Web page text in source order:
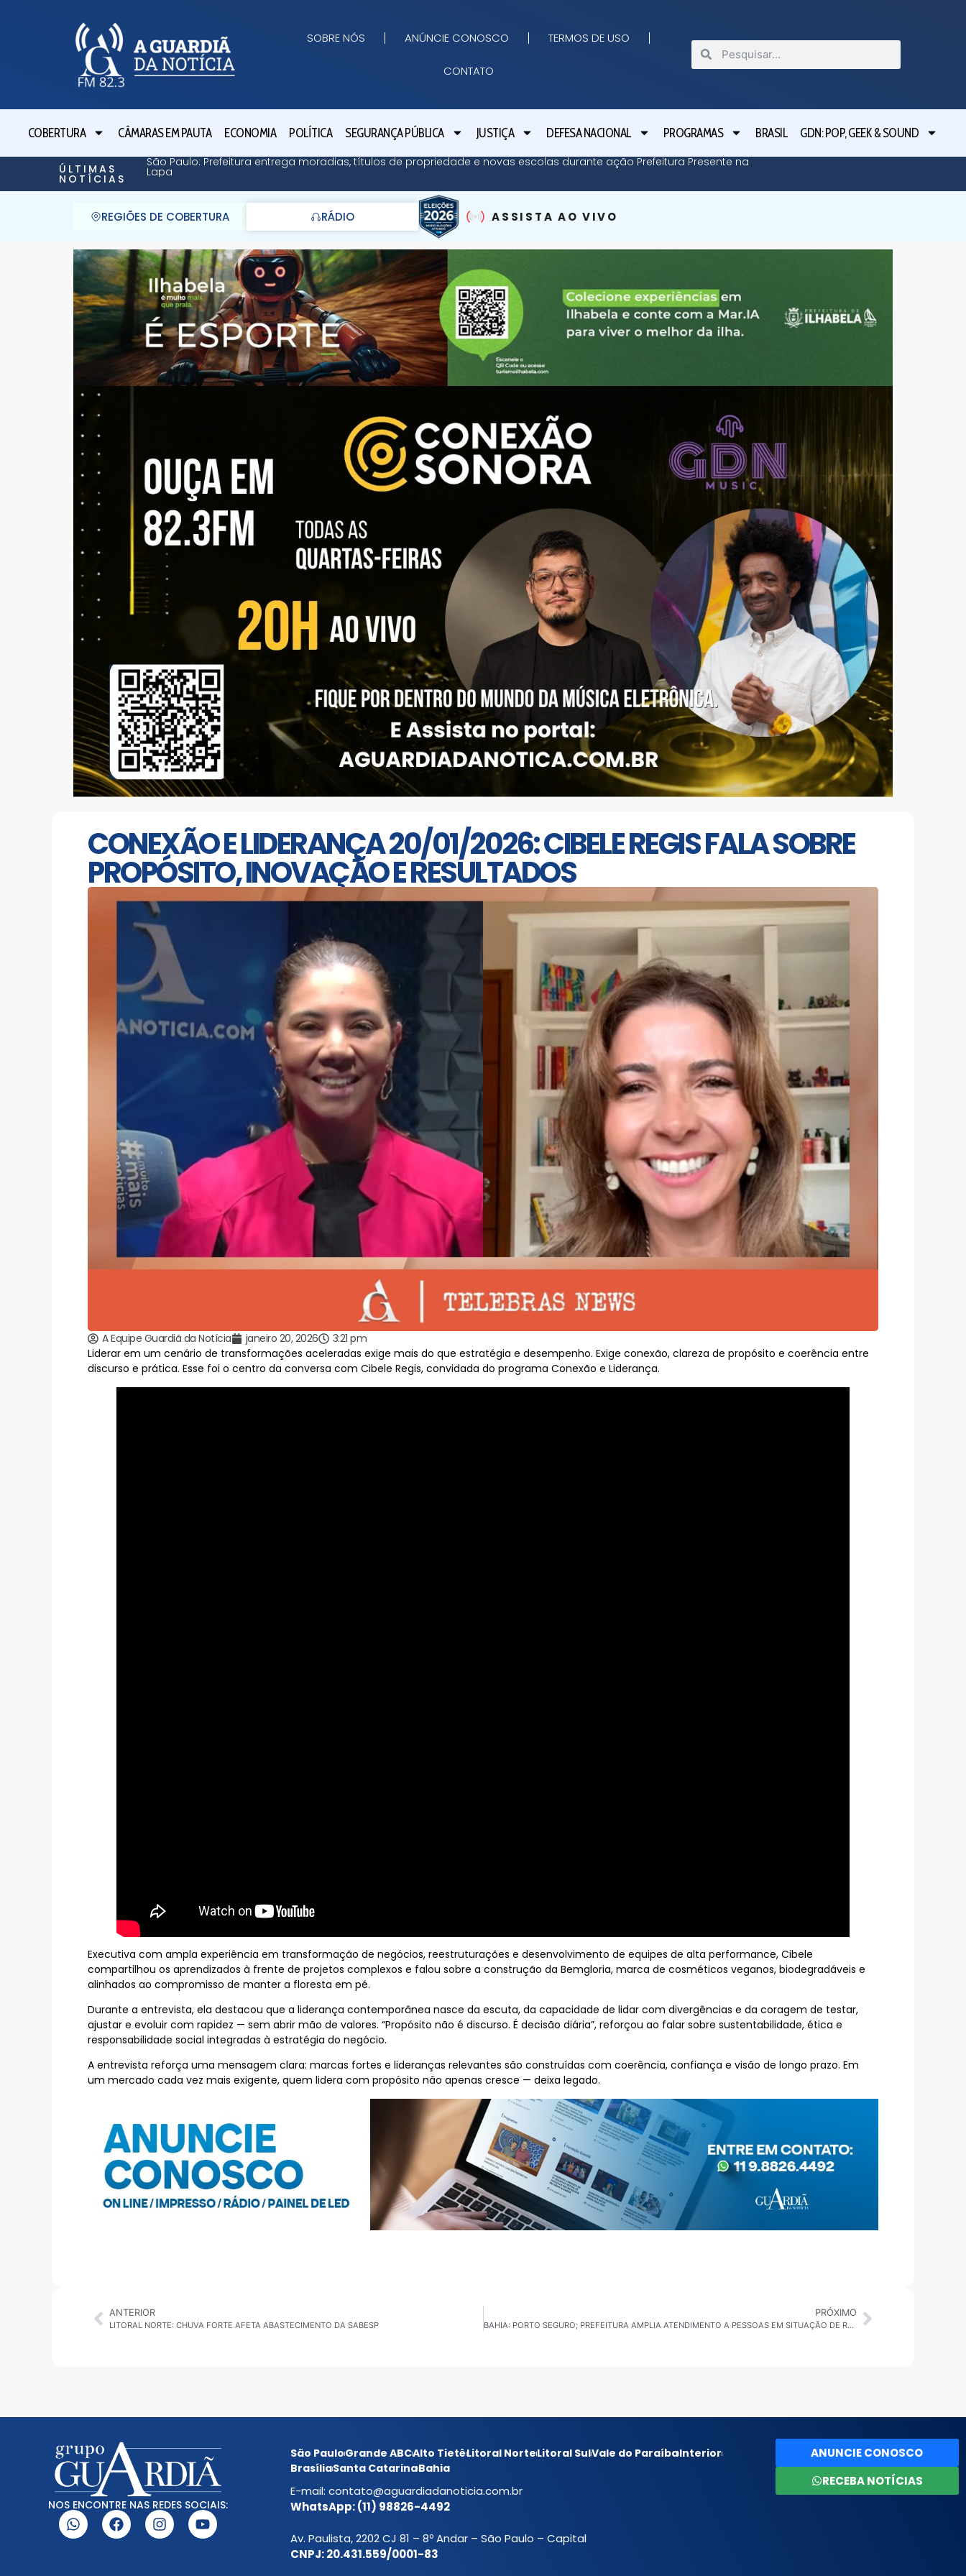
SOBRE NÓS ANÚNCIE CONOSCO TERMOS DE USO
CONTATO
COBERTURA CÂMARAS EM PAUTA ECONOMIA POLÍTICA SEGURANÇA PÚBLICA JUSTIÇA DEFESA NACIONAL PROGRAMAS BRASIL GDN: POP, GEEK & SOUND
ÚLTIMAS
NOTÍCIAS
São Paulo: Prefeitura entrega moradias, títulos de propriedade e novas escolas durante ação Prefeitura Presente na
Lapa
REGIÕES DE COBERTURA RÁDIO ASSISTA AO VIVO
CONEXÃO E LIDERANÇA 20/01/2026: CIBELE REGIS FALA SOBRE
PROPÓSITO, INOVAÇÃO E RESULTADOS
A Equipe Guardiã da Notícia janeiro 20, 2026
3:21 pm
Liderar em um cenário de transformações aceleradas exige mais do que estratégia e desempenho. Exige conexão, clareza de propósito e coerência entre
discurso e prática. Esse foi o centro da conversa com Cibele Regis, convidada do programa Conexão e Liderança.
Executiva com ampla experiência em transformação de negócios, reestruturações e desenvolvimento de equipes de alta performance, Cibele
compartilhou os aprendizados à frente de projetos complexos e falou sobre a construção da Bemgloria, marca de cosméticos veganos, biodegradáveis e
alinhados ao compromisso de manter a floresta em pé.
Durante a entrevista, ela destacou que a liderança contemporânea nasce da escuta, da capacidade de lidar com divergências e da coragem de testar,
ajustar e evoluir com rapidez — sem abrir mão de valores. “Propósito não é discurso. É decisão diária”, reforçou ao falar sobre sustentabilidade, ética e
responsabilidade social integradas à estratégia do negócio.
A entrevista reforça uma mensagem clara: marcas fortes e lideranças relevantes são construídas com coerência, confiança e visão de longo prazo. Em
um mercado cada vez mais exigente, quem lidera com propósito não apenas cresce — deixa legado.
ANTERIOR
LITORAL NORTE: CHUVA FORTE AFETA ABASTECIMENTO DA SABESP
PRÓXIMO
BAHIA: PORTO SEGURO; PREFEITURA AMPLIA ATENDIMENTO A PESSOAS EM SITUAÇÃO DE RUA COM PROGRAMA POP RUA
NOS ENCONTRE NAS REDES SOCIAIS:
São PauloGrande ABCAlto TietêLitoral NorteLitoral SulVale do ParaíbaInterior
BrasíliaSanta CatarinaBahia
E-mail: contato@aguardiadanoticia.com.br
WhatsApp: (11) 98826-4492
Av. Paulista, 2202 CJ 81 – 8º Andar – São Paulo – Capital
CNPJ: 20.431.559/0001-83
ANUNCIE CONOSCO
RECEBA NOTÍCIAS